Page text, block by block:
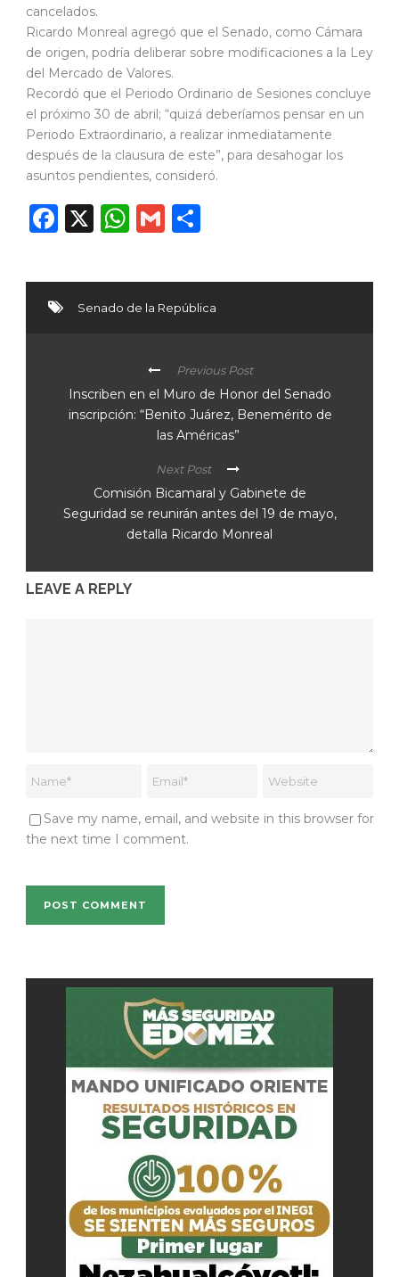
cancelados.
Ricardo Monreal agregó que el Senado, como Cámara
de origen, podría deliberar sobre modificaciones a la Ley
del Mercado de Valores.
Recordó que el Periodo Ordinario de Sesiones concluye
el próximo 30 de abril; “quizá deberíamos pensar en un
Periodo Extraordinario, a realizar inmediatamente
después de la clausura de este”, para desahogar los
asuntos pendientes, consideró.
Facebook
X WhatsApp
Gmail
Senado de la República
Previous Post
Inscriben en el Muro de Honor del Senado
inscripción: “Benito Juárez, Benemérito de
las Américas”
Next Post
Comisión Bicamaral y Gabinete de
Seguridad se reunirán antes del 19 de mayo,
detalla Ricardo Monreal
LEAVE A REPLY
Save my name, email, and website in this browser for
the next time I comment.